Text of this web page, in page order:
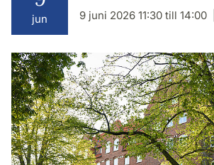
jun 9 juni 2026 11:30 till 14:00